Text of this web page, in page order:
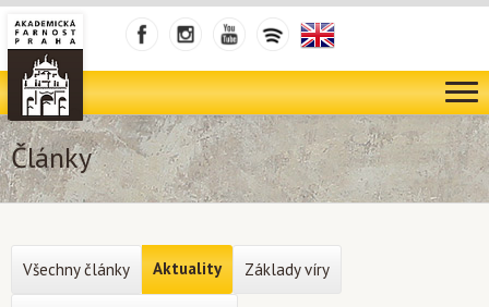
Články
Všechny články Aktuality Základy víry